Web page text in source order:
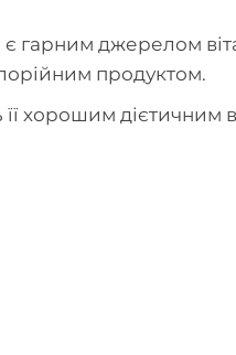
гарним джерелом
продуктом.
хорошим дієтичним